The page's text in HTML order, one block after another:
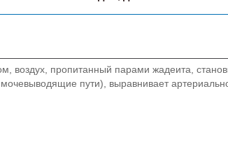
воздух, пропитанный парами жадеита,
пути), выравнивает